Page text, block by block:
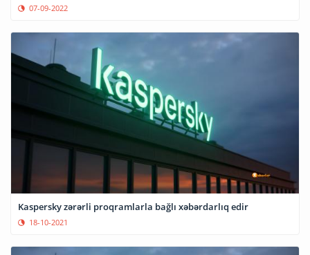
07-09-2022
Kaspersky zərərli proqramlarla bağlı xəbərdarlıq edir
18-10-2021